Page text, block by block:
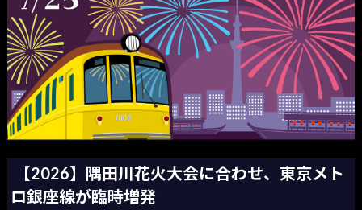
【2026】隅田川花火大会に合わせ、東京メト
ロ銀座線が臨時増発